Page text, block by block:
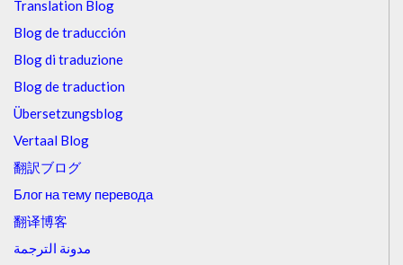
Translation Blog
Blog de traducción
Blog di traduzione
Blog de traduction
Übersetzungsblog
Vertaal Blog
翻訳ブログ
Блог на тему перевода
翻译博客
مدونة الترجمة